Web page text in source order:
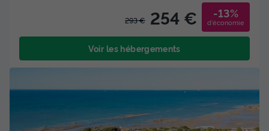
293 € 254 € -13%
d'économie
Voir les hébergements